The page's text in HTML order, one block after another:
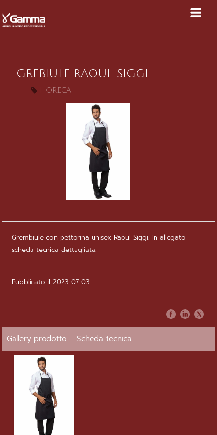
GREBIULE RAOUL SIGGI
HORECA
Grembiule con pettorina unisex Raoul Siggi. In allegato
scheda tecnica dettagliata.
Pubblicato il 2023-07-03
Gallery prodotto Scheda tecnica